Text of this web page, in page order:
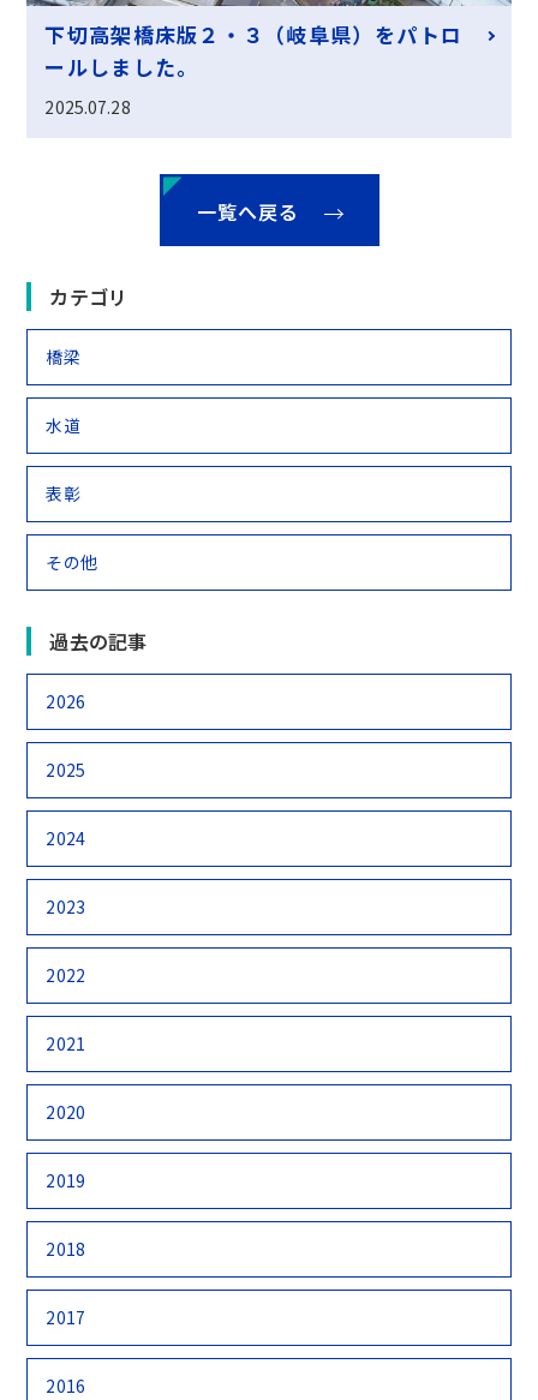
下切高架橋床版２・３（岐阜県）をパトロ
ールしました。
2025.07.28
一覧へ戻る
カテゴリ
橋梁
水道
表彰
その他
過去の記事
2026
2025
2024
2023
2022
2021
2020
2019
2018
2017
2016